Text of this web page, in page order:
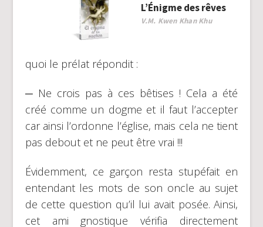
L’Énigme des rêves
V.M. Kwen Khan Khu
quoi le prélat répondit :
─ Ne crois pas à ces bêtises ! Cela a été
créé comme un dogme et il faut l’accepter
car ainsi l’ordonne l’église, mais cela ne tient
pas debout et ne peut être vrai !!!
Évidemment, ce garçon resta stupéfait en
entendant les mots de son oncle au sujet
de cette question qu’il lui avait posée. Ainsi,
cet ami gnostique vérifia directement